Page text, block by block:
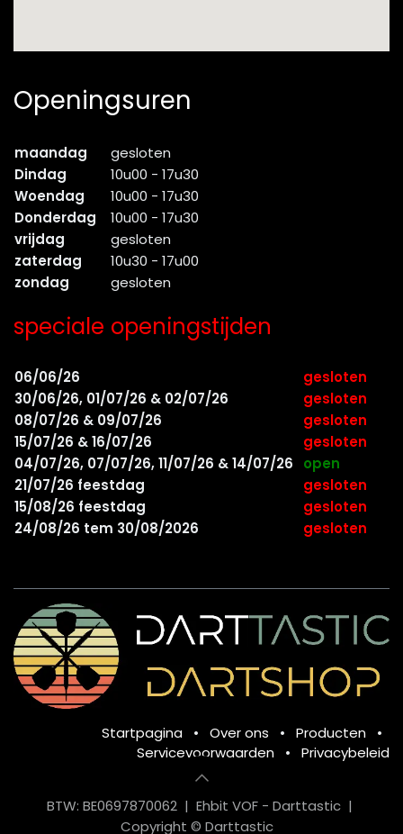
Openingsuren
maandag
gesloten
Dindag
10u00 - 17u30
Woendag
10u00 - 17u30
Donderdag
10u00 - 17u30
vrijdag
gesloten
zaterdag
10u30 - 17u00
zondag
gesloten
speciale openingstijden
06/06/26
gesloten
30/06/26, 01/07/26 & 02/07/26
gesloten
08/07/26 & 09/07/26
gesloten
15/07/26 & 16/07/26
gesloten
04/07/26, 07/07/26, 11/07/26 & 14/07/26
open
21/07/26 feestdag
gesloten
15/08/26 feestdag
gesloten
24/08/26 tem 30/08/2026
gesloten
Startpagina • Over ons • Producten
•
Servicevoorwaarden
• Privacybeleid
BTW: BE0697870062 | Ehbit VOF - Darttastic |
Copyright © Darttastic